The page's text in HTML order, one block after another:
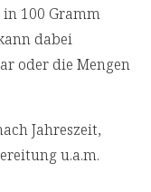
100 Gramm
dabei
oder die Mengen
Jahreszeit,
u.a.m.